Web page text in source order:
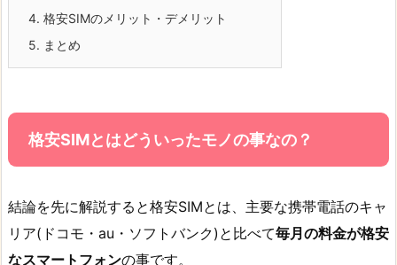
4. 格安SIMのメリット・デメリット
5. まとめ
格安SIMとはどういったモノの事なの？
結論を先に解説すると格安SIMとは、主要な携帯電話のキャ
リア(ドコモ・au・ソフトバンク)と比べて毎月の料金が格安
なスマートフォンの事です。